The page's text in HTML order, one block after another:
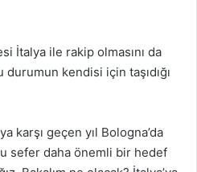
İtalya ile rakip olmasını da
kendisi için taşıdığı
karşı geçen yıl Bologna’da
sefer daha önemli bir hedef